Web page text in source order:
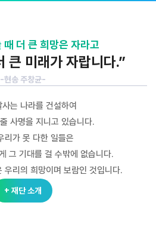
때 더 큰 희망은 자라고
큰 미래가 자랍니다.”
-현송 주창균-
는 나라를 건설하여
사명을 지니고 있습니다.
리가 못 다한 일들은
그 기대를 걸 수밖에 없습니다.
우리의 희망이며 보람인 것입니다.
+ 재단 소개